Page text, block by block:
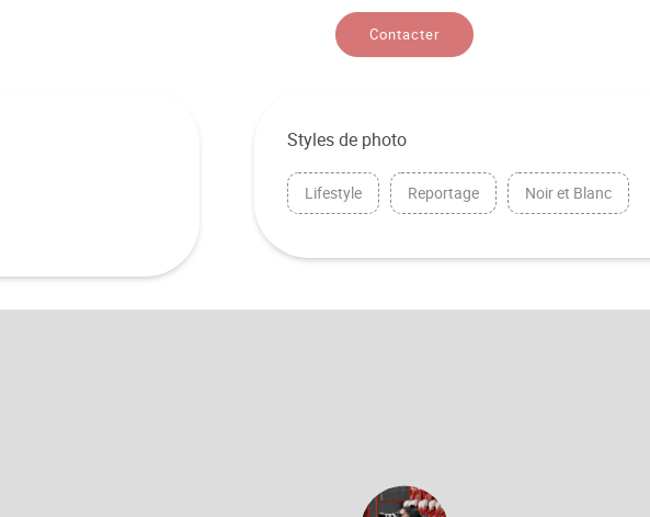
Contacter
Styles de photo
Lifestyle Reportage Noir et Blanc